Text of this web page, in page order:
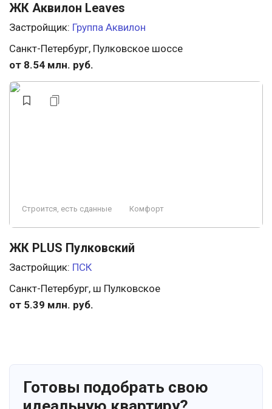
ЖК Аквилон Leaves
Застройщик: Группа Аквилон
Санкт-Петербург, Пулковское шоссе
от 8.54 млн. руб.
Строится, есть сданные Комфорт
ЖК PLUS Пулковский
Застройщик: ПСК
Санкт-Петербург, ш Пулковское
от 5.39 млн. руб.
Готовы подобрать свою